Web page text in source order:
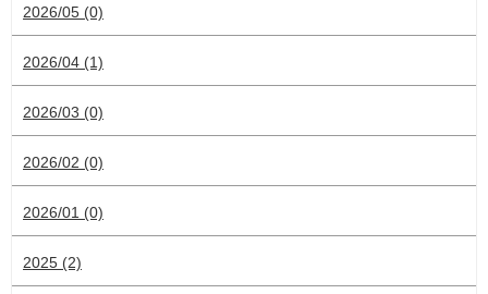
2026/05 (0)
2026/04 (1)
2026/03 (0)
2026/02 (0)
2026/01 (0)
2025 (2)